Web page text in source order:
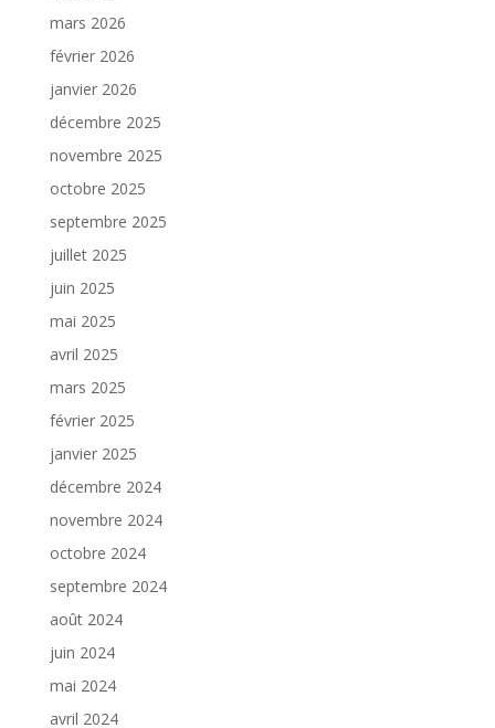
mars 2026
février 2026
janvier 2026
décembre 2025
novembre 2025
octobre 2025
septembre 2025
juillet 2025
juin 2025
mai 2025
avril 2025
mars 2025
février 2025
janvier 2025
décembre 2024
novembre 2024
octobre 2024
septembre 2024
août 2024
juin 2024
mai 2024
avril 2024